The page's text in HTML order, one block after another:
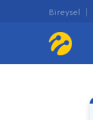
Bireysel